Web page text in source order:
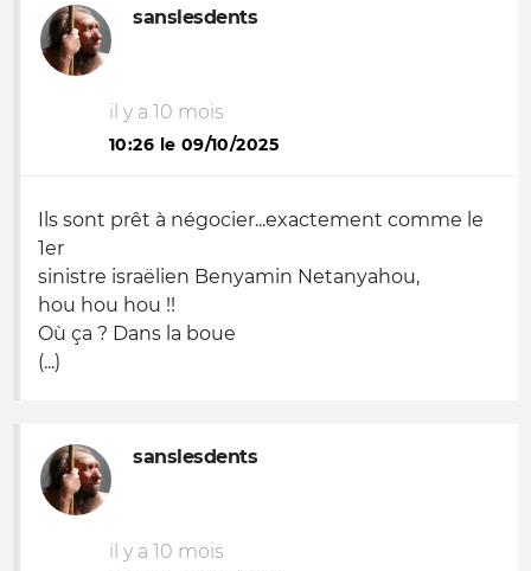
sanslesdents
il y a 10 mois
10:26 le 09/10/2025
Ils sont prêt à négocier...exactement comme le
1er
sinistre israëlien Benyamin Netanyahou,
hou hou hou !!
Où ça ? Dans la boue
(...)
sanslesdents
il y a 10 mois